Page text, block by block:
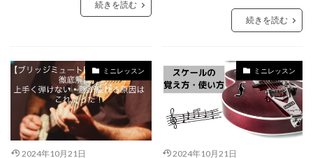
続きを読む
続きを読む
ミニレッスン
2024年10月21日
ミニレッスン
2024年10月21日